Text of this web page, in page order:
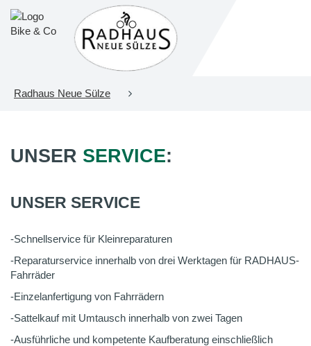
Radhaus Neue Sülze
UNSER SERVICE:
UNSER SERVICE
-Schnellservice für Kleinreparaturen
-Reparaturservice innerhalb von drei Werktagen für RADHAUS-
Fahrräder
-Einzelanfertigung von Fahrrädern
-Sattelkauf mit Umtausch innerhalb von zwei Tagen
-Ausführliche und kompetente Kaufberatung einschließlich